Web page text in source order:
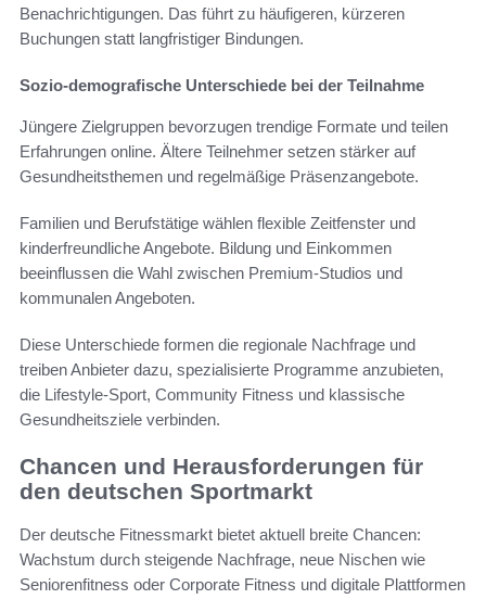
Benachrichtigungen. Das führt zu häufigeren, kürzeren
Buchungen statt langfristiger Bindungen.
Sozio-demografische Unterschiede bei der Teilnahme
Jüngere Zielgruppen bevorzugen trendige Formate und teilen
Erfahrungen online. Ältere Teilnehmer setzen stärker auf
Gesundheitsthemen und regelmäßige Präsenzangebote.
Familien und Berufstätige wählen flexible Zeitfenster und
kinderfreundliche Angebote. Bildung und Einkommen
beeinflussen die Wahl zwischen Premium-Studios und
kommunalen Angeboten.
Diese Unterschiede formen die regionale Nachfrage und
treiben Anbieter dazu, spezialisierte Programme anzubieten,
die Lifestyle-Sport, Community Fitness und klassische
Gesundheitsziele verbinden.
Chancen und Herausforderungen für
den deutschen Sportmarkt
Der deutsche Fitnessmarkt bietet aktuell breite Chancen:
Wachstum durch steigende Nachfrage, neue Nischen wie
Seniorenfitness oder Corporate Fitness und digitale Plattformen